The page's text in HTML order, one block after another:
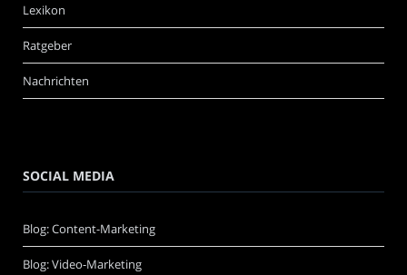
Lexikon
Ratgeber
Nachrichten
SOCIAL MEDIA
Blog: Content-Marketing
Blog: Video-Marketing